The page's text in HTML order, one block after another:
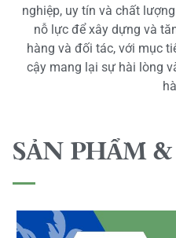
nghiệp, uy tín và chất
nỗ lực để xây dựng và
hàng và đối tác, với mục
cậy mang lại sự hài lòng
SẢN PHẨM